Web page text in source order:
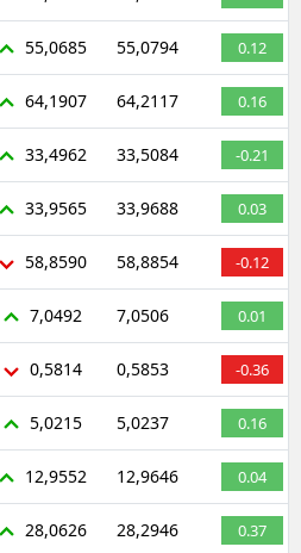
55,0685 55,0794 0.12
64,1907 64,2117 0.16
33,4962 33,5084 -0.21
33,9565 33,9688 0.03
58,8590 58,8854 -0.12
7,0492 7,0506 0.01
0,5814 0,5853 -0.36
5,0215 5,0237 0.16
12,9552 12,9646 0.04
28,0626 28,2946 0.37